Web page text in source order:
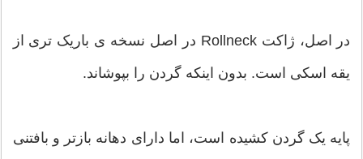
در اصل، ژاکت Rollneck در اصل نسخه ی باریک تری از
یقه اسکی است. بدون اینکه گردن را بپوشاند.
پایه یک گردن کشیده است، اما دارای دهانه بازتر و بافتنی